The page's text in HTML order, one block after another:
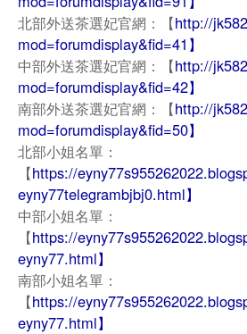
北部外送茶選妃官網：【http://
mod=forumdisplay&fid=41】
中部外送茶選妃官網：【http://
mod=forumdisplay&fid=42】
南部外送茶選妃官網：【http://
mod=forumdisplay&fid=50】
北部小姐名單：
【https://
eyny77telegrambjbj0.html】
中部小姐名單：
【https://
eyny77.html】
南部小姐名單：
【https://
eyny77.html】